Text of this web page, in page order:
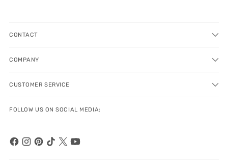
CONTACT
COMPANY
CUSTOMER SERVICE
FOLLOW US ON SOCIAL MEDIA: